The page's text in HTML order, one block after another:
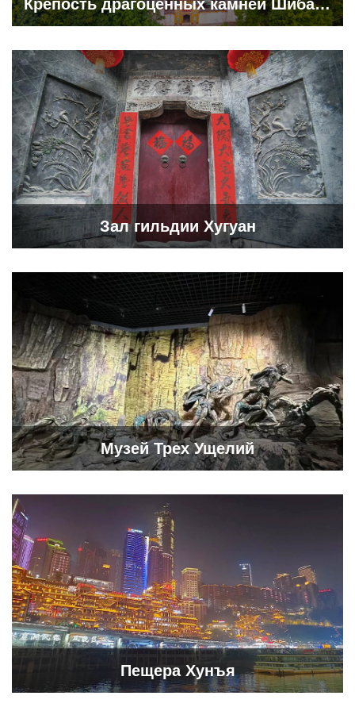
Крепость драгоценных камней Шибаочжай
Зал гильдии Хугуан
Музей Трех Ущелий
Пещера Хунъя